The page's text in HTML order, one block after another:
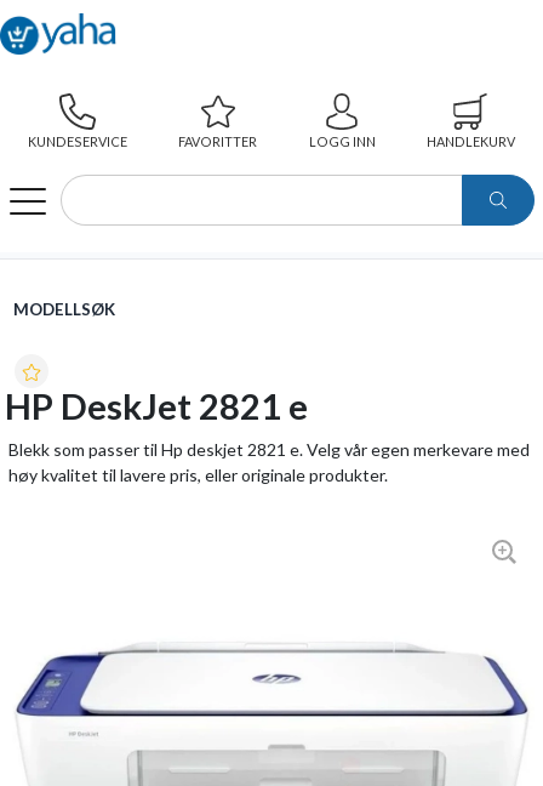
KUNDESERVICE FAVORITTER LOGG INN HANDLEKURV
WEBSHOP
MODELLSØK
HP DeskJet 2821 e
Blekk som passer til Hp deskjet 2821 e. Velg vår egen merkevare med
høy kvalitet til lavere pris, eller originale produkter.